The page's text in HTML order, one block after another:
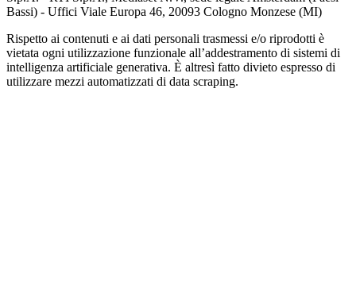
Bassi) - Uffici Viale Europa 46, 20093 Cologno Monzese (MI)
Rispetto ai contenuti e ai dati personali trasmessi e/o riprodotti è
vietata ogni utilizzazione funzionale all’addestramento di sistemi di
intelligenza artificiale generativa. È altresì fatto divieto espresso di
utilizzare mezzi automatizzati di data scraping.